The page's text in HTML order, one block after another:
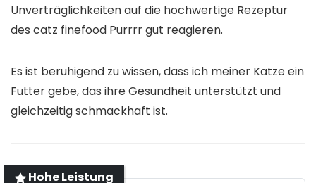
Unverträglichkeiten auf die hochwertige Rezeptur
des catz finefood Purrrr gut reagieren.
Es ist beruhigend zu wissen, dass ich meiner Katze ein
Futter gebe, das ihre Gesundheit unterstützt und
gleichzeitig schmackhaft ist.
Hohe Leistung